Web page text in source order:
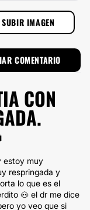
SUBIR IMAGEN
CON
estoy muy
respringada y
lo que es el
🐽 el dr me dice
yo veo que si